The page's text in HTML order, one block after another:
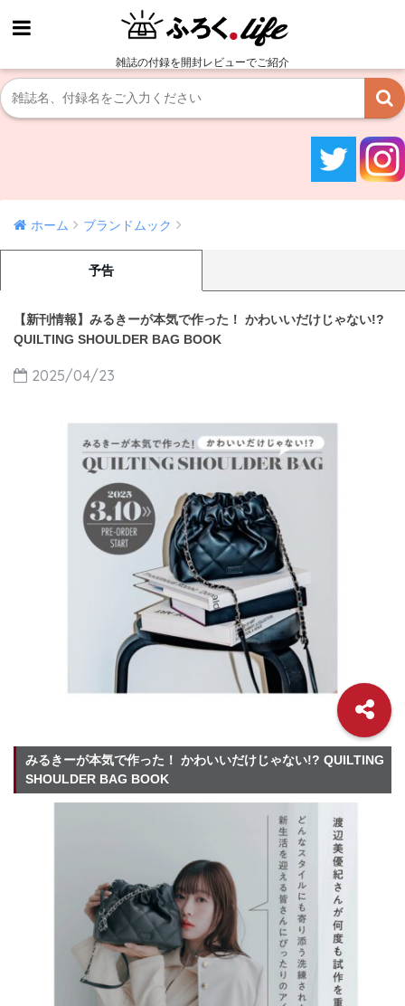
雑誌の付録を開封レビューでご紹介
ホーム ブランドムック
予告
【新刊情報】みるきーが本気で作った！ かわいいだけじゃない!?
QUILTING SHOULDER BAG BOOK
2025/04/23
みるきーが本気で作った！ かわいいだけじゃない!? QUILTING
SHOULDER BAG BOOK